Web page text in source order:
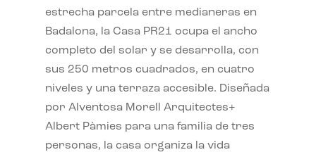
estrecha parcela entre medianeras en
Badalona, la Casa PR21 ocupa el ancho
completo del solar y se desarrolla, con
sus 250 metros cuadrados, en cuatro
niveles y una terraza accesible. Diseñada
por Alventosa Morell Arquitectes+
Albert Pàmies para una familia de tres
personas, la casa organiza la vida